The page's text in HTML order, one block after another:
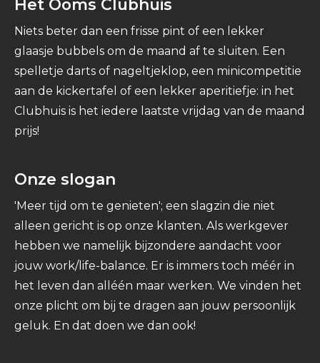
Het Ooms Clubhuis
Niets beter dan een frisse pint of een lekker
glaasje bubbels om de maand af te sluiten. Een
spelletje darts of nageltjeklop, een minicompetitie
aan de kickertafel of een lekker aperitiefje: in het
Clubhuis is het iedere laatste vrijdag van de maand
prijs!
Onze slogan
'Meer tijd om te genieten'; een slagzin die niet
alleen gericht is op onze klanten. Als werkgever
hebben we namelijk bijzondere aandacht voor
jouw work/life-balance. Er is immers toch méér in
het leven dan alléén maar werken. We vinden het
onze plicht om bij te dragen aan jouw persoonlijk
geluk. En dat doen we dan ook!